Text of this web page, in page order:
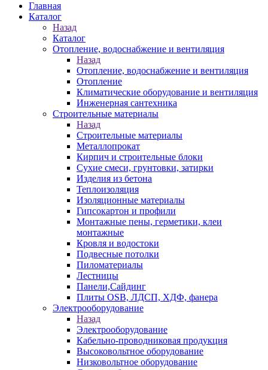
Главная
Каталог
Назад
Каталог
Отопление, водоснабжение и вентиляция
Назад
Отопление, водоснабжение и вентиляция
Отопление
Климатические оборудование и вентиляция
Инженерная сантехника
Строительные материалы
Назад
Строительные материалы
Металлопрокат
Кирпич и строительные блоки
Сухие смеси, грунтовки, затирки
Изделия из бетона
Теплоизоляция
Изоляционные материалы
Гипсокартон и профили
Монтажные пены, герметики, клеи
монтажные
Кровля и водостоки
Подвесные потолки
Пиломатериалы
Лестницы
Панели,Сайдинг
Плиты OSB, ЛДСП, ХДФ, фанера
Электрооборудование
Назад
Электрооборудование
Кабельно-проводниковая продукция
Высоковольтное оборудование
Низковольтное оборудование